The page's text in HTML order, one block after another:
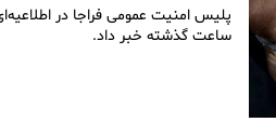
ساعت گذشته خبر داد.